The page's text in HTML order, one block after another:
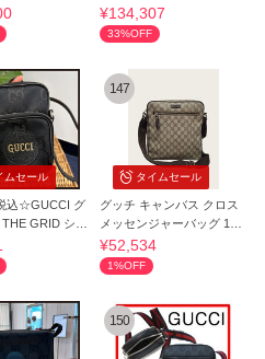
k
¥134,307
33%OFF
ムセール
込☆GUCCI グ
GRID ショ
タイムセール
147
グッチ キャンバス クロス
メッセンジャーバッグ 157
550746 [U]
¥52,534
1%OFF
150